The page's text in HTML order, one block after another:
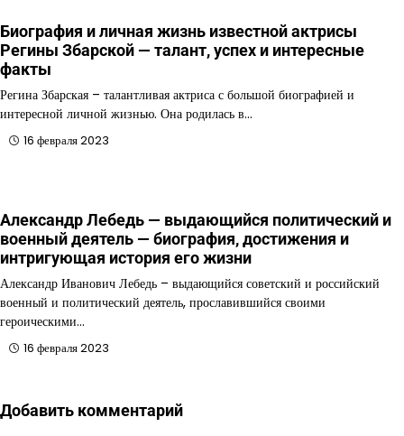
Биография и личная жизнь известной актрисы
Регины Збарской — талант, успех и интересные
факты
Регина Збарская – талантливая актриса с большой биографией и
интересной личной жизнью. Она родилась в…
16 февраля 2023
Александр Лебедь — выдающийся политический и
военный деятель — биография, достижения и
интригующая история его жизни
Александр Иванович Лебедь – выдающийся советский и российский
военный и политический деятель, прославившийся своими
героическими…
16 февраля 2023
Добавить комментарий